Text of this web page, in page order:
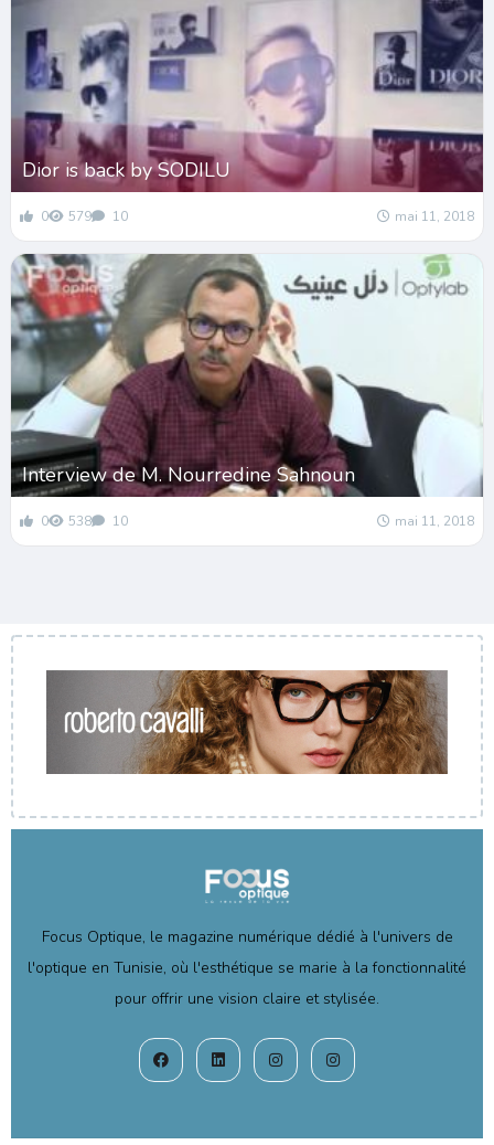
Dior is back by SODILU
0 579 10 mai 11, 2018
Interview de M. Nourredine Sahnoun
0 538 10 mai 11, 2018
Focus Optique, le magazine numérique dédié à l'univers de
l'optique en Tunisie, où l'esthétique se marie à la fonctionnalité
pour offrir une vision claire et stylisée.